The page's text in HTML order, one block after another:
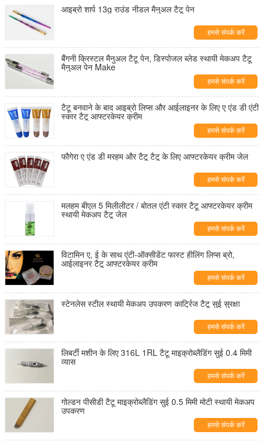
आइब्रो शार्प 13g राउंड नीडल मैनुअल टैटू पेन
हमसे संपर्क करें
बैंगनी क्रिस्टल मैनुअल टैटू पेन, डिस्पोजल ब्लेड स्थायी मेकअप टैटू
मैनुअल पेन Make
हमसे संपर्क करें
टैटू बनवाने के बाद आइब्रो लिप्स और आईलाइनर के लिए ए एंड डी एंटी
स्कार टैटू आफ्टरकेयर क्रीम
हमसे संपर्क करें
फौगेरा ए एंड डी मरहम और टैटू टैटू के लिए आफ्टरकेयर क्रीम जेल
हमसे संपर्क करें
मलहम बीएल 5 मिलीलीटर / बोतल एंटी स्कार टैटू आफ्टरकेयर क्रीम
स्थायी मेकअप टैटू जेल
हमसे संपर्क करें
विटामिन ए, ई के साथ एंटी-ऑक्सीडेंट फास्ट हीलिंग लिप्स ब्रो,
आईलाइनर टैटू आफ्टरकेयर क्रीम
हमसे संपर्क करें
स्टेनलेस स्टील स्थायी मेकअप उपकरण कार्ट्रिज टैटू सुई सुरक्षा
हमसे संपर्क करें
लिबर्टी मशीन के लिए 316L 1RL टैटू माइक्रोब्लैडिंग सुई 0.4 मिमी
व्यास
हमसे संपर्क करें
गोल्डन पीसीडी टैटू माइक्रोब्लैडिंग सुई 0.5 मिमी मोटी स्थायी मेकअप
उपकरण
हमसे संपर्क करें